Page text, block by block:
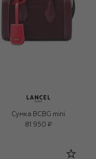
Сумка BCBG mini
81 950 ₽